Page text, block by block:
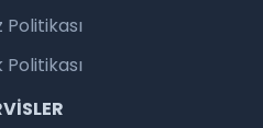
Politikası